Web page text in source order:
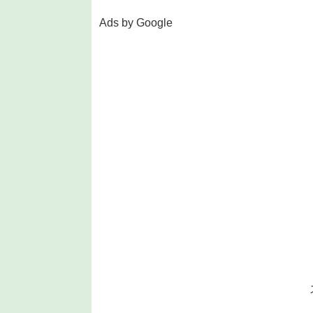
Ads by Google